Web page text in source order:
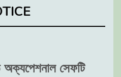
অক্যপেশনাল সেফটি